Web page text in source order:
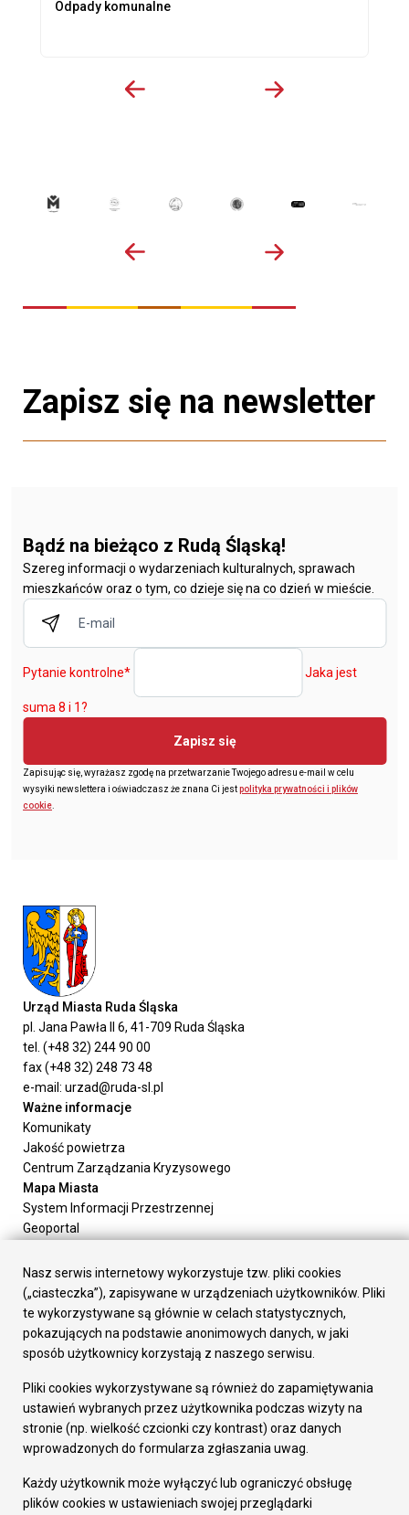
Odpady komunalne
Zapisz się na newsletter
Bądź na bieżąco z Rudą Śląską!
Szereg informacji o wydarzeniach kulturalnych, sprawach
mieszkańców oraz o tym, co dzieje się na co dzień w mieście.
Pytanie kontrolne* Jaka jest
suma 8 i 1?
Zapisz się
Zapisując się, wyrażasz zgodę na przetwarzanie Twojego adresu e-mail w celu
wysyłki newslettera i oświadczasz że znana Ci jestpolityka prywatności i plików
cookie.
Urząd Miasta Ruda Śląska
pl. Jana Pawła II 6, 41-709 Ruda Śląska
tel. (+48 32) 244 90 00
fax (+48 32) 248 73 48
e-mail: urzad@ruda-sl.pl
Ważne informacje
Komunikaty
Jakość powietrza
Centrum Zarządzania Kryzysowego
Mapa Miasta
System Informacji Przestrzennej
Geoportal
Załatw sprawę
Prezydent Miasta
Rada Miasta
Wydziały
Elektroniczna Skrzynka Podawcza
Gospodarka
Fundusze europejskie
Środki krajowe
Oferty inwestycyjne
Pozostałe
Deklaracja dostępności
Nasz serwis internetowy wykorzystuje tzw. pliki cookies
(„ciasteczka”), zapisywane w urządzeniach użytkowników. Pliki
te wykorzystywane są głównie w celach statystycznych,
pokazujących na podstawie anonimowych danych, w jaki
sposób użytkownicy korzystają z naszego serwisu.
Pliki cookies wykorzystywane są również do zapamiętywania
ustawień wybranych przez użytkownika podczas wizyty na
stronie (np. wielkość czcionki czy kontrast) oraz danych
wprowadzonych do formularza zgłaszania uwag.
Każdy użytkownik może wyłączyć lub ograniczyć obsługę
plików cookies w ustawieniach swojej przeglądarki